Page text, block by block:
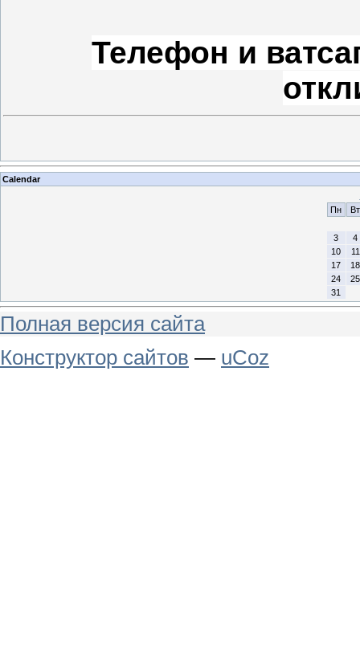
Телефон и
Calendar
Пн
Вт
3
4
10
11
17
18
24
25
31
Полная версия сайта
Конструктор сайтов — uCoz